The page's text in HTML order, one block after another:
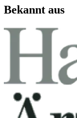
Bekannt aus